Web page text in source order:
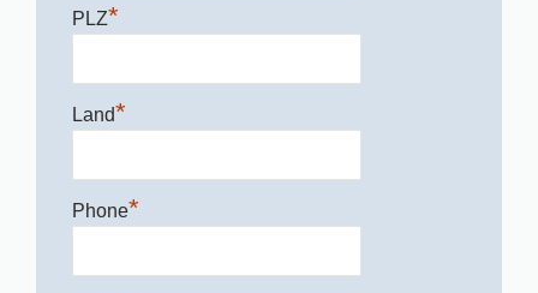
PLZ*
Land*
Phone*